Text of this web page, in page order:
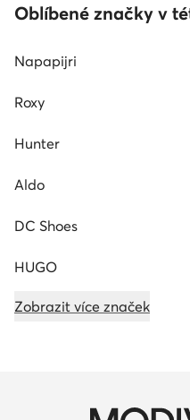
Oblíbené značky v
Napapijri
Roxy
Hunter
Aldo
DC Shoes
HUGO
Zobrazit více značek